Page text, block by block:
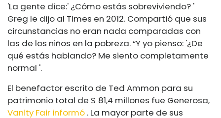
'La gente dice:' ¿Cómo estás sobreviviendo? '
Greg le dijo al Times en 2012. Compartió que sus
circunstancias no eran nada comparadas con
las de los niños en la pobreza. “Y yo pienso: '¿De
qué estás hablando? Me siento completamente
normal '.
El benefactor escrito de Ted Ammon para su
patrimonio total de $ 81,4 millones fue Generosa,
Vanity Fair informó . La mayor parte de sus